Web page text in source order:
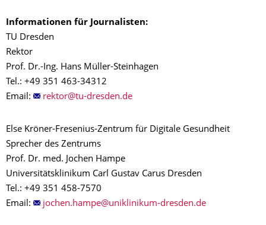
Informationen für Journalisten:
TU Dresden
Rektor
Prof. Dr.-Ing. Hans Müller-Steinhagen
Tel.: +49 351 463-34312
Email:
Else Kröner-Fresenius-Zentrum für Digitale Gesundheit
Sprecher des Zentrums
Prof. Dr. med. Jochen Hampe
Universitätsklinikum Carl Gustav Carus Dresden
Tel.: +49 351 458-7570
Email: